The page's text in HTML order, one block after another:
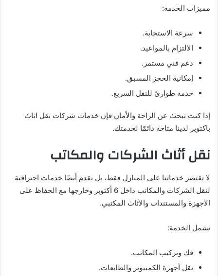
مميزات الخدمة:
سرعة الاستجابة.
الالتزام بالمواعيد.
دعم فني مستمر.
إمكانية الحجز المسبق.
خدمة طوارئ للنقل السريع.
إذا كنت تبحث عن الراحة والأمان فإن خدمات شركات نقل اثاث
باكتوبر لدينا متاحة دائمًا لخدمتك.
نقل أثاث الشركات والمكاتب
لا تقتصر خدماتنا على المنازل فقط، بل نقدم أيضًا خدمات احترافية
لنقل الشركات والمكاتب داخل 6 أكتوبر وخارجها مع الحفاظ على
الأجهزة والمستندات والأثاث المكتبي.
تشمل الخدمة:
فك وتركيب المكاتب.
نقل أجهزة الكمبيوتر والطابعات.